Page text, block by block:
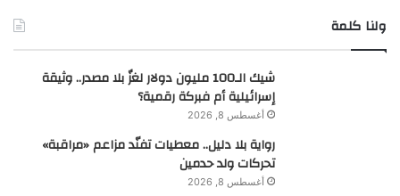
ولنا كلمة
شيك الـ100 مليون دولار لغزٌ بلا مصدر.. وثيقة
إسرائيلية أم فبركة رقمية؟
أغسطس 8, 2026
رواية بلا دليل.. معطيات تفنّد مزاعم «مراقبة»
تحركات ولد حدمين
أغسطس 8, 2026